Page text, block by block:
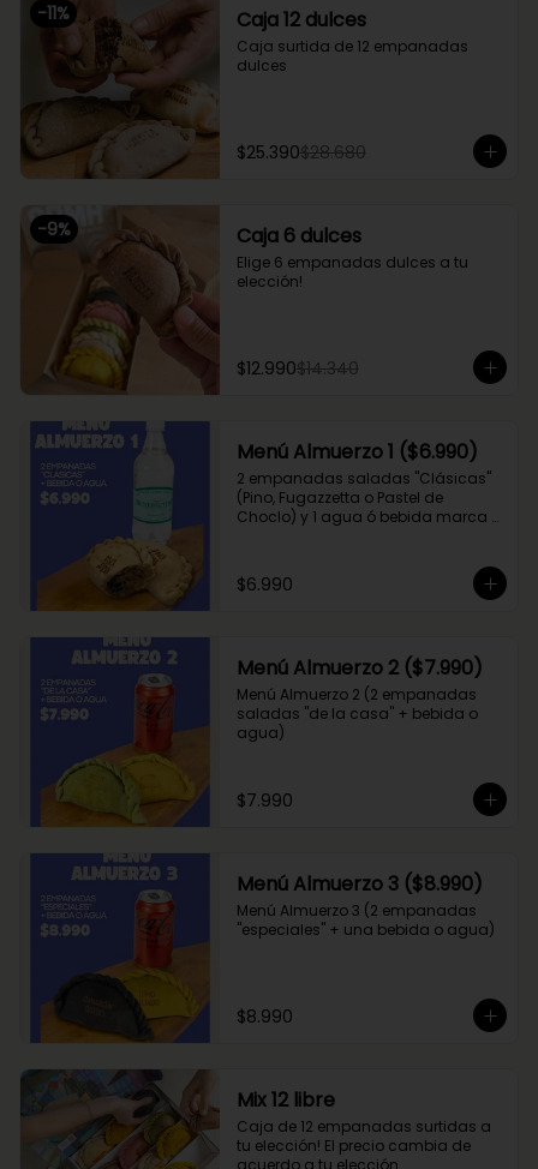
-11% Caja 12 dulces
Caja surtida de 12 empanadas
dulces
$25.390$28.680
-9% Caja 6 dulces
Elige 6 empanadas dulces a tu
elección!
$12.990$14.340
Menú Almuerzo 1 ($6.990)
2 empanadas saladas "Clásicas"
(Pino, Fugazzetta o Pastel de
Choclo) y 1 agua ó bebida marca
$6.990
Menú Almuerzo 2 ($7.990)
Menú Almuerzo 2 (2 empanadas
saladas "de la casa" + bebida o
agua)
$7.990
Menú Almuerzo 3 ($8.990)
Menú Almuerzo 3 (2 empanadas
"especiales" + una bebida o agua)
$8.990
Mix 12 libre
Caja de 12 empanadas surtidas a
tu elección! El precio cambia de
acuerdo a tu elección.